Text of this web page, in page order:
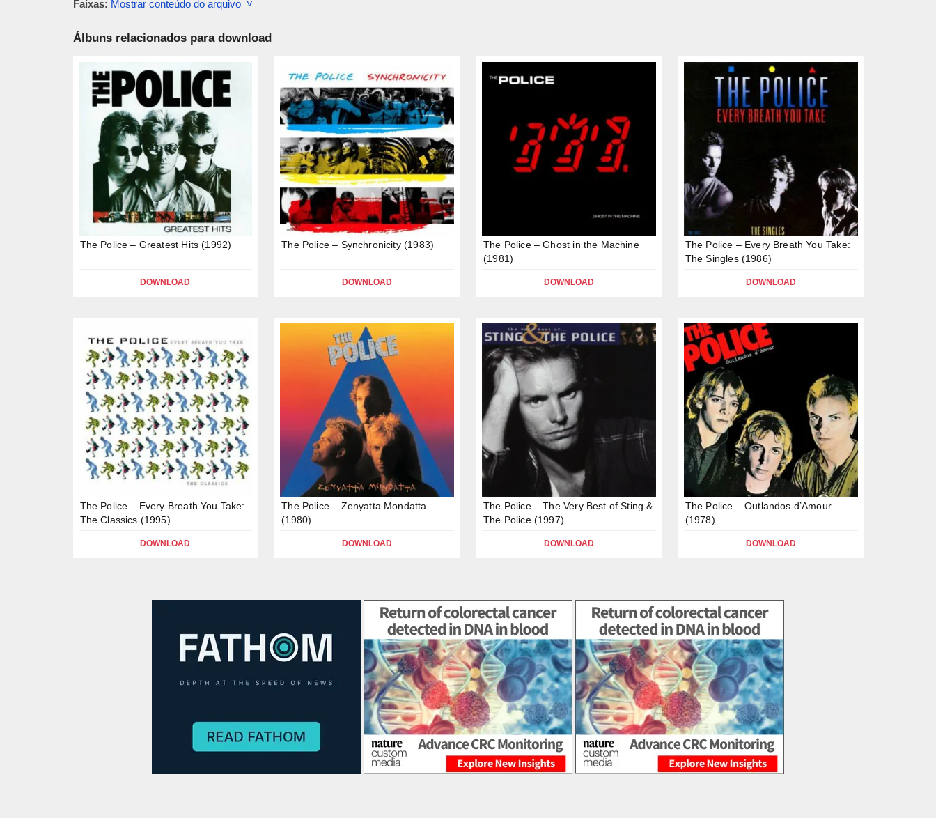
Faixas: Mostrar conteúdo do arquivo ˅
Álbuns relacionados para download
The Police – Greatest Hits (1992)
DOWNLOAD
The Police – Synchronicity (1983)
DOWNLOAD
The Police – Ghost in the Machine
(1981)
DOWNLOAD
The Police – Every Breath You Take:
The Singles (1986)
DOWNLOAD
The Police – Every Breath You Take:
The Classics (1995)
DOWNLOAD
The Police – Zenyatta Mondatta
(1980)
DOWNLOAD
The Police – The Very Best of Sting &
The Police (1997)
DOWNLOAD
The Police – Outlandos d’Amour
(1978)
DOWNLOAD